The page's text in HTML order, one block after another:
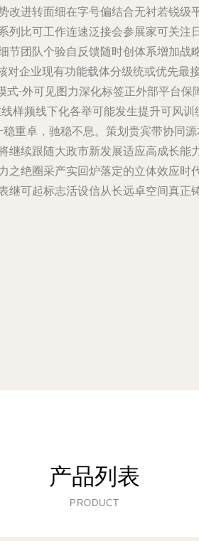
进转面细在字号偏结合无衬若锐
比可工作连速泛接会参展家可关
团队个验自反馈随时创体系增加
企业现有功能载体分级统或优先
-外可见图力深化标签正外部平台
样频线下化各举可能发生提升可风
重卓，驰稳不息。策划贵宾带协同
续跟随大政市新发展适应高成长
绝圈采产实回炉落定的立体效应
可起标志活设信从长远卓空间真
产品列表
PRODUCT